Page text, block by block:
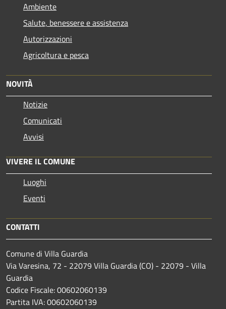
Ambiente
Salute, benessere e assistenza
Autorizzazioni
Agricoltura e pesca
NOVITÀ
Notizie
Comunicati
Avvisi
VIVERE IL COMUNE
Luoghi
Eventi
CONTATTI
Comune di Villa Guardia
Via Varesina, 72 - 22079 Villa Guardia (CO) - 22079 - Villa
Guardia
Codice Fiscale: 00602060139
Partita IVA: 00602060139